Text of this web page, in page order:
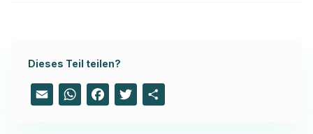
Dieses Teil teilen?
Email WhatsAppFacebook
Twitter